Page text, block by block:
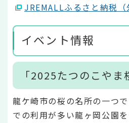
JREMALLふるさと納税（
イベント情報
「2025たつのこやま
龍ケ崎市の桜の名所の一つ
での利用が多い龍ヶ岡公園を